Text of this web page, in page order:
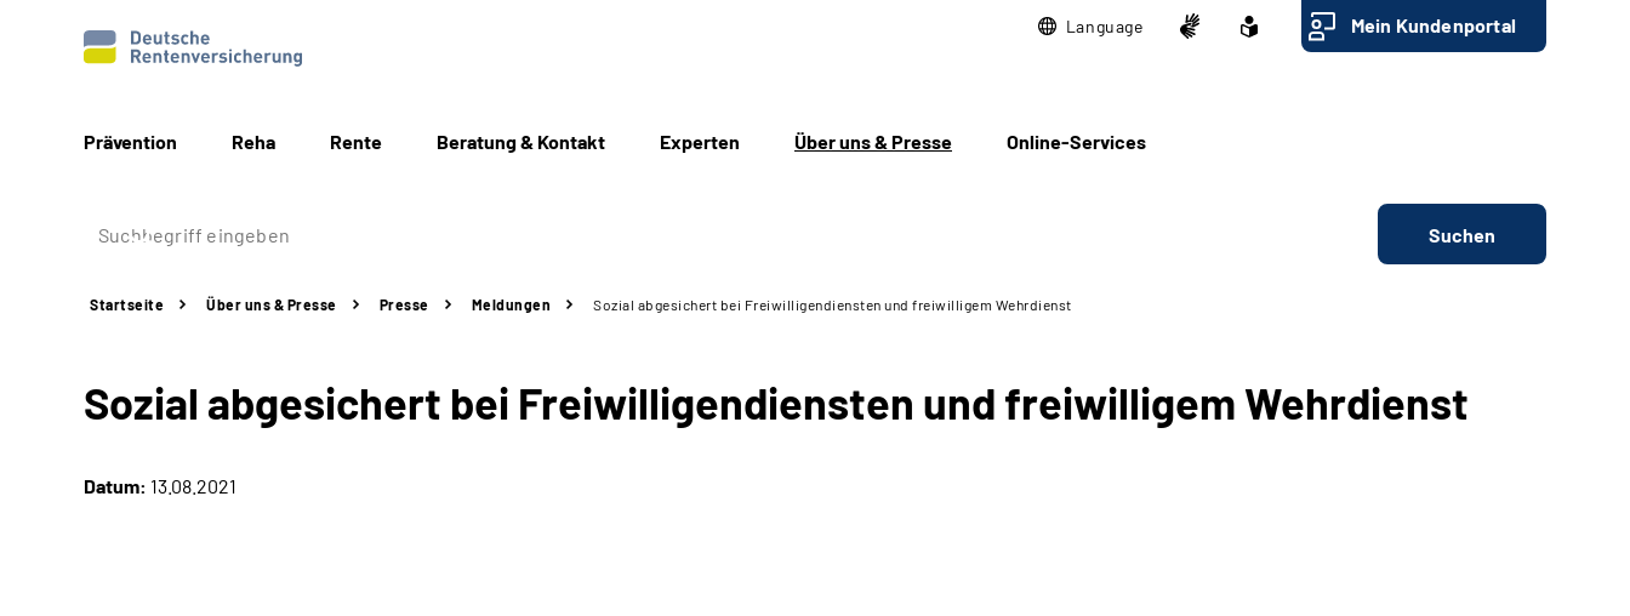
Language Mein Kundenportal
Prävention Reha Rente Beratung & Kontakt Experten Über uns & Presse Online-Services
Suchen
Startseite Über uns & Presse Presse Meldungen Sozial abgesichert bei Freiwilligendiensten und freiwilligem Wehrdienst
Sozial abgesichert bei Freiwilligendiensten und freiwilligem Wehrdienst
Datum: 13.08.2021